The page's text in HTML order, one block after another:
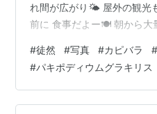
れ間が広がり🌤️ 屋外の観光
前に 食事だよー🍽️ 朝から大
でしたYO‼️ 宿を出てから 朝
を堪能しました♬ 写真は大
ボテンや動物との触れ合い
にエサやりできて 大満足で
#徒然 #写真 #カピバラ #
#パキポディウムグラキリス